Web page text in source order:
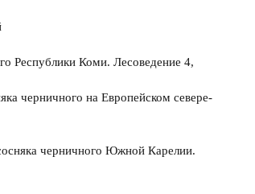
Республики Коми. Лесоведение 4,
черничного на Европейском севере-
черничного Южной Карелии.